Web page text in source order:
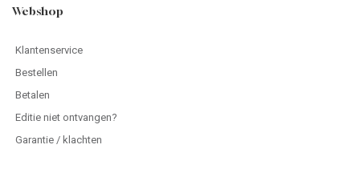
Webshop
Klantenservice
Bestellen
Betalen
Editie niet ontvangen?
Garantie / klachten